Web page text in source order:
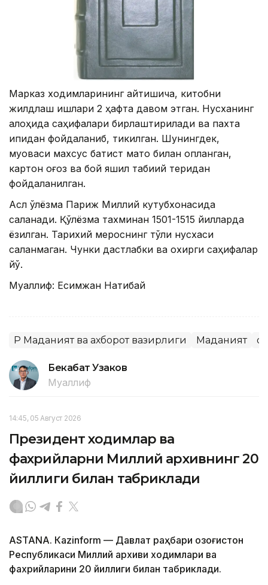
Марказ ходимларининг айтишича, китобни
жилдлаш ишлари 2 ҳафта давом этган. Нусханинг
алоҳида саҳифалари бирлаштирилади ва пахта
ипидан фойдаланиб, тикилган. Шунингдек,
муқоваси махсус батист мато билан қопланган,
картон қоғоз ва бой яшил табиий теридан
фойдаланилган.
Асл қўлёзма Париж Миллий кутубхонасида
сақланади. Қўлёзма тахминан 1501-1515 йилларда
ёзилган. Тарихий мероснинг тўлиқ нусхаси
сақланмаган. Чунки дастлабки ва охирги саҳифалар
йўқ.
Муаллиф: Есимжан Нақтибай
ҚР Маданият ва ахборот вазирлиги Маданият
Бекабат Узаков
Муаллиф
14:45, 05 Август 2026
Президент ходимлар ва
фахрийларни Миллий архивнинг 20
йиллиги билан табриклади
ASTANА. Кazinform — Давлат раҳбари Қозоғистон
Республикаси Миллий архиви ходимлари ва
фахрийларини 20 йиллиги билан табриклади.